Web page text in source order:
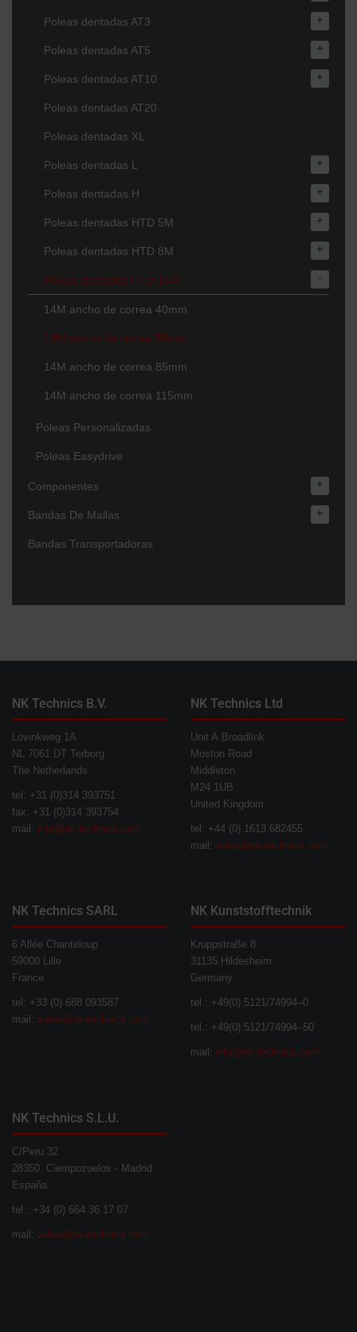
Poleas dentadas AT3 +
Poleas dentadas AT5 +
Poleas dentadas AT10 +
Poleas dentadas AT20
Poleas dentadas XL
Poleas dentadas L +
Poleas dentadas H +
Poleas dentadas HTD 5M +
Poleas dentadas HTD 8M +
Poleas dentadas HTD 14M -
14M ancho de correa 40mm
14M ancho de correa 55mm
14M ancho de correa 85mm
14M ancho de correa 115mm
Poleas Personalizadas
Poleas Easydrive
Componentes +
Bandas De Mallas +
Bandas Transportadoras
NK Technics B.V.
Lovinkweg 1A
NL 7061 DT Terborg
The Netherlands
tel: +31 (0)314 393751
fax: +31 (0)314 393754
mail: info@nk-technics.com
NK Technics Ltd
Unit A Broadlink
Moston Road
Middleton
M24 1UB
United Kingdom
tel: +44 (0) 1613 682455
mail: sales@nk-technics.com
NK Technics SARL
6 Allée Chanteloup
59000 Lille
France
tel: +33 (0) 688 093587
mail: sales@nk-technics.com
NK Kunststofftechnik
Kruppstraße 8
31135 Hildesheim
Germany
tel.: +49(0) 5121/74994–0
tel.: +49(0) 5121/74994–50
mail: info@nk-technics.com
NK Technics S.L.U.
C/Peru 32
28350 Ciempozuelos - Madrid
España
tel.: +34 (0) 664 36 17 07
mail: sales@nk-technics.com